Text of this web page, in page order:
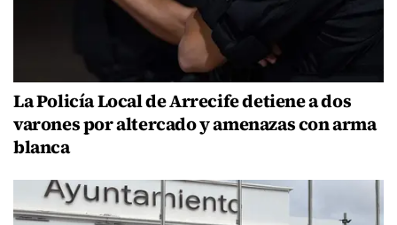
La Policía Local de Arrecife detiene a dos
varones por altercado y amenazas con arma
blanca